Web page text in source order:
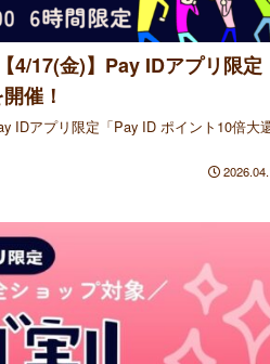
4/17(金)】Pay IDアプリ限定
催！
IDアプリ限定「Pay ID ポイント10倍大